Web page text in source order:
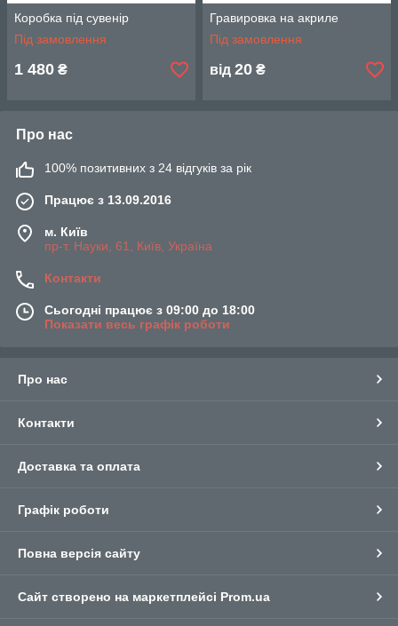
Коробка під сувенір
Під замовлення
1 480 ₴
Гравировка на акриле
Під замовлення
від 20 ₴
Про нас
100% позитивних з 24 відгуків за рік
Працює з 13.09.2016
м. Київ
пр-т. Науки, 61, Київ, Україна
Контакти
Сьогодні працює з 09:00 до 18:00
Показати весь графік роботи
Про нас
Контакти
Доставка та оплата
Графік роботи
Повна версія сайту
Сайт створено на маркетплейсі Prom.ua